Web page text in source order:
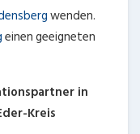
wenden.
einen geeigneten
in
Kreis